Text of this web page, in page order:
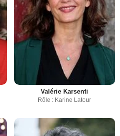
Valérie Karsenti
Rôle : Karine Latour